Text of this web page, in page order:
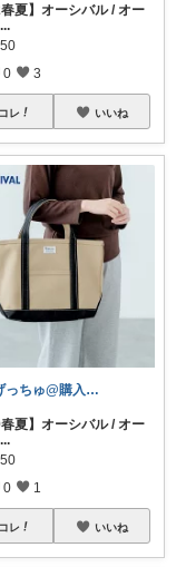
春夏】オーシバル / オー
...
0 3
コレ いいね
げっちゅ@購入感謝です‼️😆✨
春夏】オーシバル / オー
...
0 1
コレ いいね